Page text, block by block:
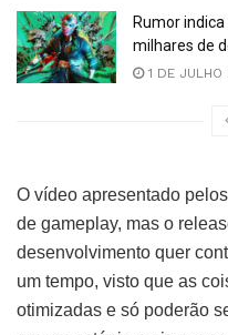
Rumor
milhares de
1 DE JULHO
O vídeo apresentado
de gameplay, mas o
desenvolvimento quer
um tempo, visto que as
otimizadas e só poderão